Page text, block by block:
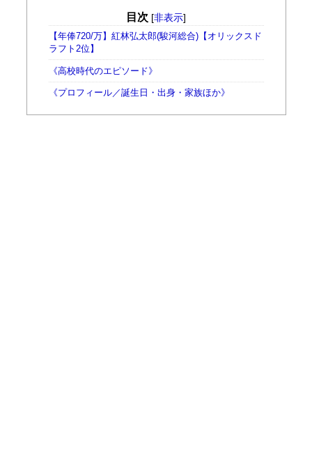
目次 [非表示]
【年俸720/万】紅林弘太郎(駿河総合)【オリックスド
ラフト2位】
《高校時代のエピソード》
《プロフィール／誕生日・出身・家族ほか》